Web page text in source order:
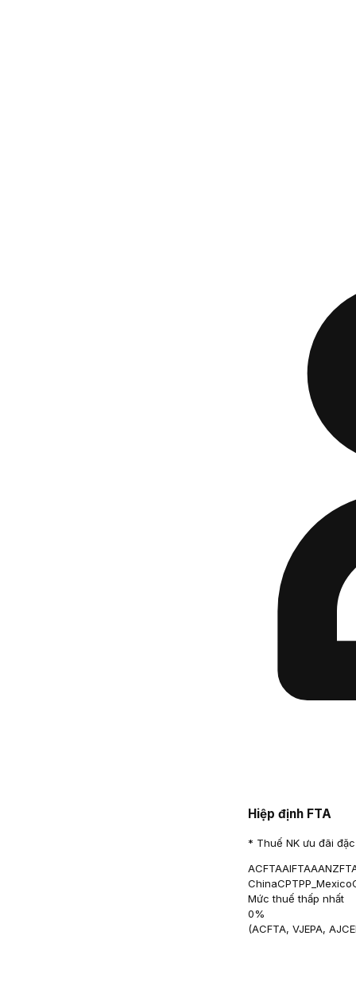
Hiệp định FTA
* Thuế NK ưu đãi
ACFTAAIFTA
ChinaCPTPP_Mexico
Mức thuế thấp nhất
0%
(ACFTA, VJEPA,